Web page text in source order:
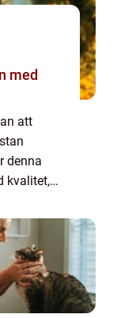
att
denna
kvalitet,